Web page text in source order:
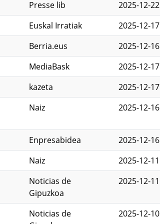
Presse lib
2025-12-22
Euskal Irratiak
2025-12-17
Berria.eus
2025-12-16
MediaBask
2025-12-17
kazeta
2025-12-17
Naiz 2025-12-16
Enpresabidea
2025-12-16
Naiz
2025-12-11
Noticias de
Gipuzkoa
2025-12-11
Noticias de
2025-12-10